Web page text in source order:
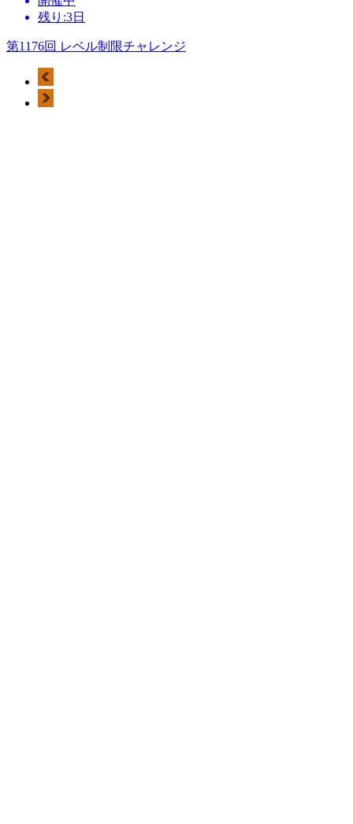
残り:3日
第1176回 レベル制限チャレンジ